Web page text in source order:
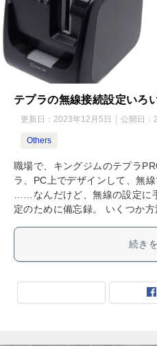
テプラの無線接続設定いろ
更新日： 2023年12月5日 公開日：
Others
職場で、キングジムのテプラ
ラ、PC上でデザインして、無
……なんだけど、無線の設定に
定のために備忘録。 いくつか
続き